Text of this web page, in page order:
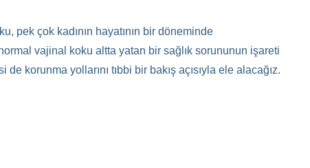
pek çok kadının hayatının bir döneminde
vajinal koku altta yatan bir sağlık sorununun işareti
korunma yollarını tıbbi bir bakış açısıyla ele alacağız.